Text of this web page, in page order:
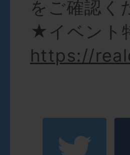
をご確認く
★イベント
https://